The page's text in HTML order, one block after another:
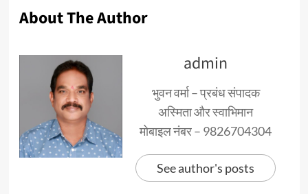
About The Author
admin
भुवन वर्मा – प्रबंध संपादक
अस्मिता और स्वाभिमान
मोबाइल नंबर – 9826704304
See author's posts